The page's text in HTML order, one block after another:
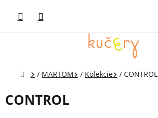
obsah
Domov
/ MARTOM / Kolekcie / CONTROL
CONTROL